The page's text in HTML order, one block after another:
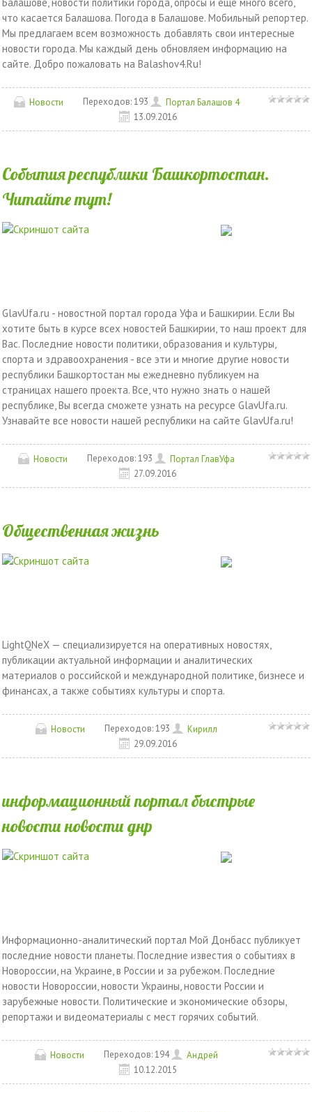
что касается Балашова. Погода в Балашове. Мобильный репортер.
Мы предлагаем всем возможность добавлять свои интересные
новости города. Мы каждый день обновляем информацию на
сайте. Добро пожаловать на Balashov4.Ru!
Новости Переходов: 193
Портал Балашов 4
13.09.2016
События республики Башкортостан.
Читайте тут!
GlavUfa.ru - новостной портал города Уфа и Башкирии. Если Вы
хотите быть в курсе всех новостей Башкирии, то наш проект для
Вас. Последние новости политики, образования и культуры,
спорта и здравоохранения - все эти и многие другие новости
республики Башкортостан мы ежедневно публикуем на
страницах нашего проекта. Все, что нужно знать о нашей
республике, Вы всегда сможете узнать на ресурсе GlavUfa.ru.
Узнавайте все новости нашей республики на сайте GlavUfa.ru!
Новости Переходов:193
Портал ГлавУфа
27.09.2016
Общественная жизнь
LightQNeX — специализируется на оперативных новостях,
публикации актуальной информации и аналитических
материалов о российской и международной политике, бизнесе и
финансах, а также событиях культуры и спорта.
Новости Переходов:193
Кирилл
29.09.2016
информационный портал быстрые
новости новости днр
Информационно-аналитический портал Мой Донбасс публикует
последние новости планеты. Последние известия о событиях в
Новороссии, на Украине, в России и за рубежом. Последние
новости Новороссии, новости Украины, новости России и
зарубежные новости. Политические и экономические обзоры,
репортажи и видеоматериалы с мест горячих событий.
Новости Переходов:194
Андрей
10.12.2015